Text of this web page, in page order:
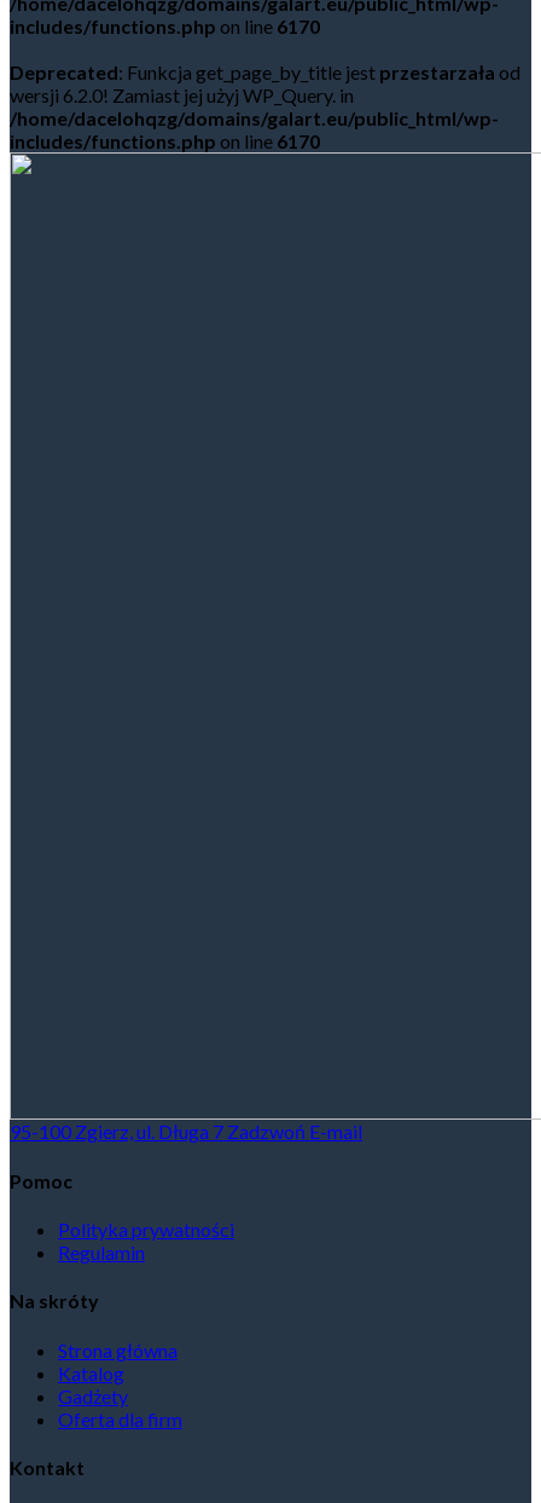
includes/functions.php on line 6170
Deprecated: Funkcja get_page_by_title jest przestarzała od
wersji 6.2.0! Zamiast jej użyj WP_Query. in
/home/dacelohqzg/domains/galart.eu/public_html/wp-
includes/functions.php on line 6170
95-100 Zgierz, ul. Długa 7 Zadzwoń E-mail
Pomoc
Polityka prywatności
Regulamin
Na skróty
Strona główna
Katalog
Gadżety
Oferta dla firm
Kontakt